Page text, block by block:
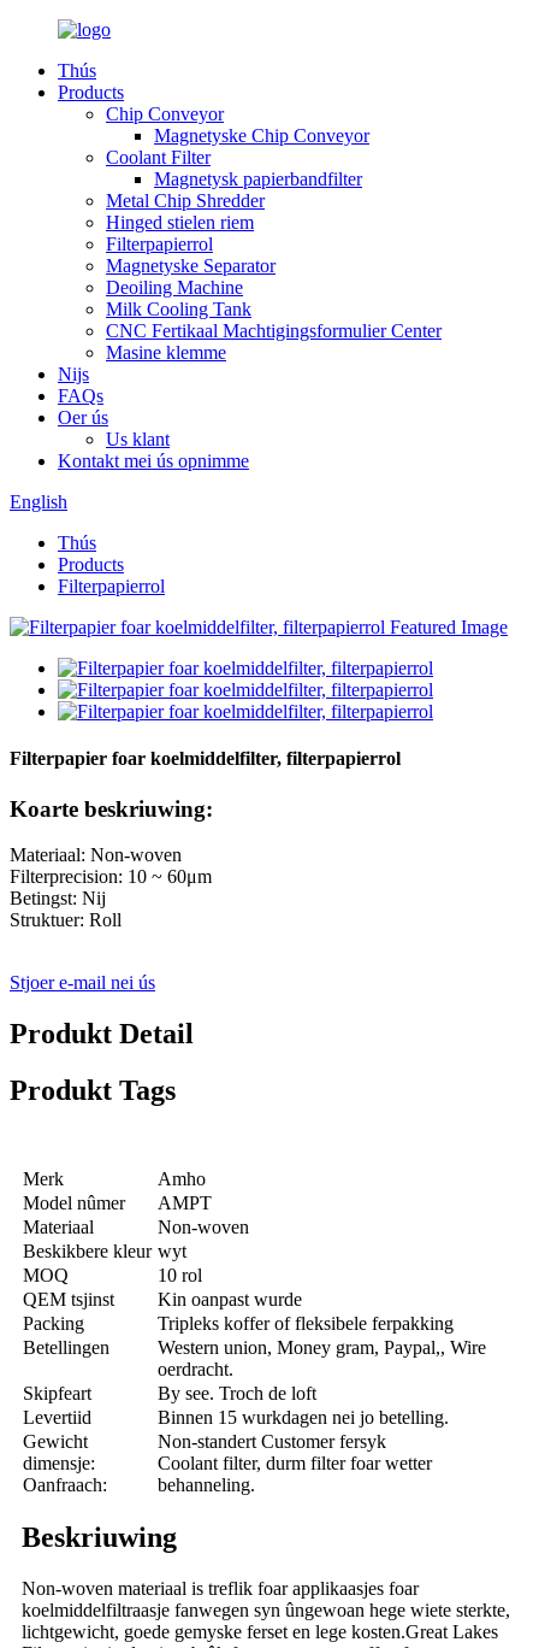
Thús
Products
Chip Conveyor
Magnetyske Chip Conveyor
Coolant Filter
Magnetysk papierbandfilter
Metal Chip Shredder
Hinged stielen riem
Filterpapierrol
Magnetyske Separator
Deoiling Machine
Milk Cooling Tank
CNC Fertikaal Machtigingsformulier Center
Masine klemme
Nijs
FAQs
Oer ús
Us klant
Kontakt mei ús opnimme
English
Thús
Products
Filterpapierrol
Filterpapier foar koelmiddelfilter, filterpapierrol
Koarte beskriuwing:
Materiaal: Non-woven
Filterprecision: 10 ~ 60μm
Betingst: Nij
Struktuer: Roll
Stjoer e-mail nei ús
Produkt Detail
Produkt Tags
Merk
Amho
Model nûmer
AMPT
Materiaal
Non-woven
Beskikbere kleur wyt
MOQ
10 rol
QEM tsjinst
Kin oanpast wurde
Packing
Tripleks koffer of fleksibele ferpakking
Betellingen
Western union, Money gram, Paypal,, Wire
oerdracht.
Skipfeart
By see. Troch de loft
Levertiid
Binnen 15 wurkdagen nei jo betelling.
Gewicht
dimensje:
Oanfraach:
Non-standert Customer fersyk
Coolant filter, durm filter foar wetter
behanneling.
Beskriuwing
Non-woven materiaal is treflik foar applikaasjes foar
koelmiddelfiltraasje fanwegen syn ûngewoan hege wiete sterkte,
lichtgewicht, goede gemyske ferset en lege kosten.Great Lakes